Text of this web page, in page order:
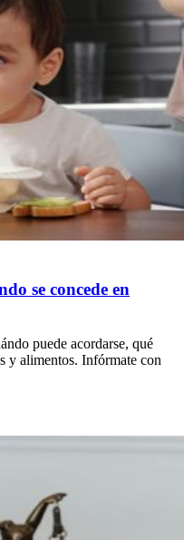
se concede en
puede acordarse, qué
y alimentos. Infórmate con